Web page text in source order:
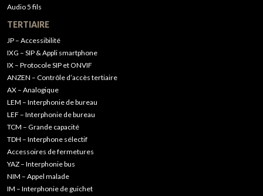
Audio 5 fils
TERTIAIRE
JP – Accessibilité
IXG – SIP & Appli smartphone
IX – Protocole SIP et ONVIF
ANZEN – Contrôle d’accès tertiaire
AX – Analogique
LEM – Interphonie de bureau
LEF – Interphonie de bureau
TCM – Grande capacité
TDH – Interphone sélectif
Accessoires de fermetures
YAZ – Interphonie bus
NIM – Appel malade
IM – Interphonie de guichet